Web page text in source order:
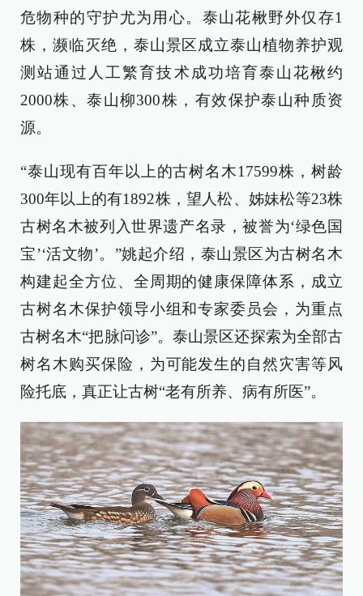
危物种的守护尤为用心。泰山花楸野外仅存1
株，濒临灭绝，泰山景区成立泰山植物养护观
测站通过人工繁育技术成功培育泰山花楸约
2000株、泰山柳300株，有效保护泰山种质资
源。
“泰山现有百年以上的古树名木17599株，树龄
300年以上的有1892株，望人松、姊妹松等23株
古树名木被列入世界遗产名录，被誉为‘绿色国
宝’‘活文物’。”姚起介绍，泰山景区为古树名木
构建起全方位、全周期的健康保障体系，成立
古树名木保护领导小组和专家委员会，为重点
古树名木“把脉问诊”。泰山景区还探索为全部古
树名木购买保险，为可能发生的自然灾害等风
险托底，真正让古树“老有所养、病有所医”。